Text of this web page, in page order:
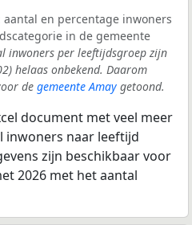
en percentage inwoners
in de gemeente
inwoners per leeftijdsgroep zijn
helaas onbekend. Daarom
de gemeente Amay getoond.
document met veel meer
inwoners naar leeftijd
zijn beschikbaar voor
2026 met het aantal